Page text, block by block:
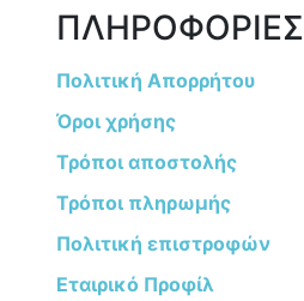
ΠΛΗΡΟΦΟΡΙΕΣ
Πολιτική Απορρήτου
Όροι χρήσης
Τρόποι αποστολής
Τρόποι πληρωμής
Πολιτική επιστροφών
Εταιρικό Προφίλ